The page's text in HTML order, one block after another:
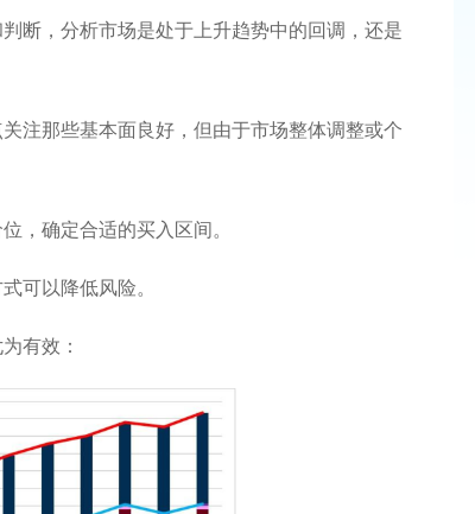
断，分析市场是处于上升趋势中的回调，还是
注那些基本面良好，但由于市场整体调整或个
，确定合适的买入区间。
可以降低风险。
有效：